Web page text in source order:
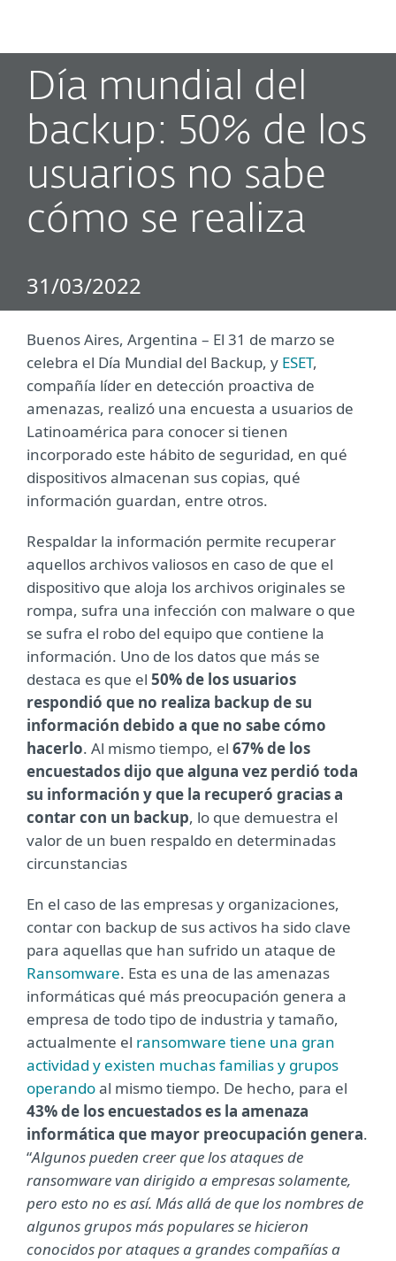
Día mundial del
backup: 50% de los
usuarios no sabe
cómo se realiza
31/03/2022
Buenos Aires, Argentina – El 31 de marzo se
celebra el Día Mundial del Backup, y ESET,
compañía líder en detección proactiva de
amenazas, realizó una encuesta a usuarios de
Latinoamérica para conocer si tienen
incorporado este hábito de seguridad, en qué
dispositivos almacenan sus copias, qué
información guardan, entre otros.
Respaldar la información permite recuperar
aquellos archivos valiosos en caso de que el
dispositivo que aloja los archivos originales se
rompa, sufra una infección con malware o que
se sufra el robo del equipo que contiene la
información. Uno de los datos que más se
destaca es que el 50% de los usuarios
respondió que no realiza backup de su
información debido a que no sabe cómo
hacerlo. Al mismo tiempo, el 67% de los
encuestados dijo que alguna vez perdió toda
su información y que la recuperó gracias a
contar con un backup, lo que demuestra el
valor de un buen respaldo en determinadas
circunstancias
En el caso de las empresas y organizaciones,
contar con backup de sus activos ha sido clave
para aquellas que han sufrido un ataque de
Ransomware. Esta es una de las amenazas
informáticas qué más preocupación genera a
empresa de todo tipo de industria y tamaño,
actualmente el ransomware tiene una gran
actividad y existen muchas familias y grupos
operandoal mismo tiempo. De hecho, para el
43% de los encuestados es la amenaza
informática que mayor preocupación genera.
“Algunos pueden creer que los ataques de
ransomware van dirigido a empresas solamente,
pero esto no es así. Más allá de que los nombres de
algunos grupos más populares se hicieron
conocidos por ataques a grandes compañías a